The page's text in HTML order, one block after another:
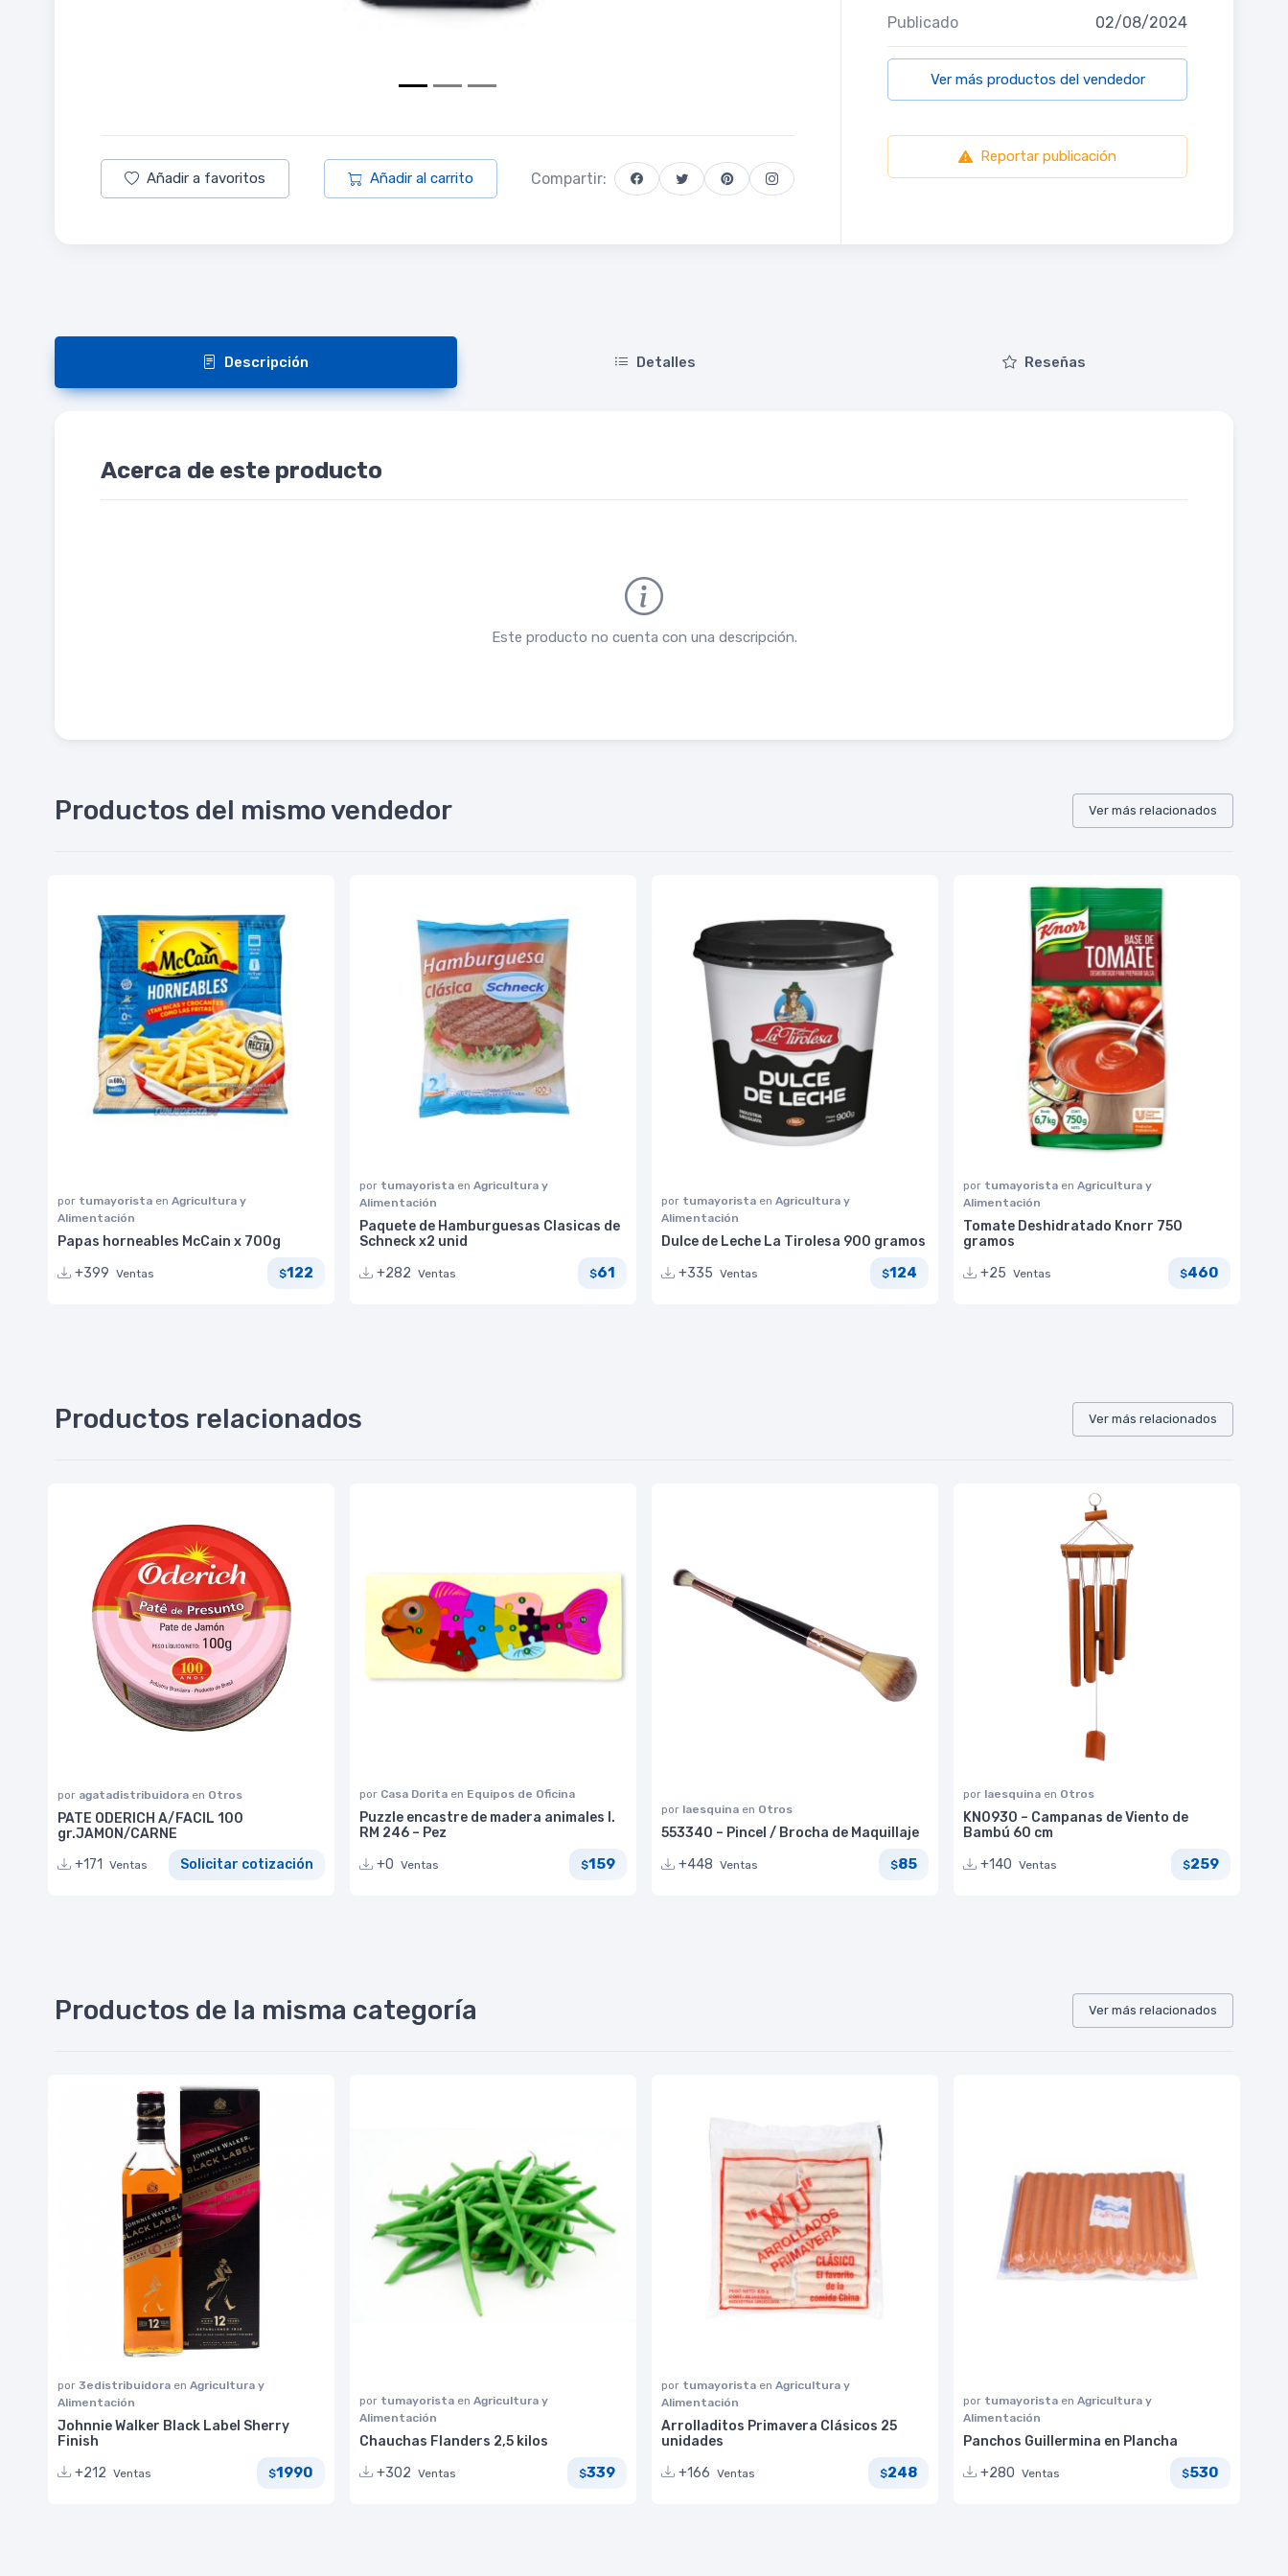
Añadir a favoritos Añadir al carrito Compartir:
Publicado 02/08/2024
Ver más productos del vendedor
Reportar publicación
Descripción Detalles Reseñas
Acerca de este producto
Este producto no cuenta con una descripción.
Productos del mismo vendedor Ver más relacionados
por tumayorista en Agricultura y
Alimentación
Papas horneables McCain x 700g
+399 Ventas $122
por tumayorista en Agricultura y
Alimentación
Paquete de Hamburguesas Clasicas de
Schneck x2 unid
+282 Ventas $61
por tumayorista en Agricultura y
Alimentación
Dulce de Leche La Tirolesa 900 gramos
+335 Ventas $124
por tumayorista en Agricultura y
Alimentación
Tomate Deshidratado Knorr 750
gramos
+25 Ventas $460
Productos relacionados Ver más relacionados
por agatadistribuidora en Otros
PATE ODERICH A/FACIL 100
gr.JAMON/CARNE
+171
Ventas Solicitar cotización
por Casa Dorita en Equipos de Oficina
Puzzle encastre de madera animales I.
RM 246 – Pez
+0 Ventas $159
por laesquina en Otros
553340 – Pincel / Brocha de Maquillaje
+448 Ventas $85
por laesquina en Otros
KN0930 – Campanas de Viento de
Bambú 60 cm
+140 Ventas $259
Productos de la misma categoría Ver más relacionados
por 3edistribuidora en Agricultura y
Alimentación
Johnnie Walker Black Label Sherry
Finish
+212 Ventas $1990
por tumayorista en Agricultura y
Alimentación
Chauchas Flanders 2,5 kilos
+302 Ventas $339
por tumayorista en Agricultura y
Alimentación
Arrolladitos Primavera Clásicos 25
unidades
+166 Ventas $248
por tumayorista en Agricultura y
Alimentación
Panchos Guillermina en Plancha
+280 Ventas $530